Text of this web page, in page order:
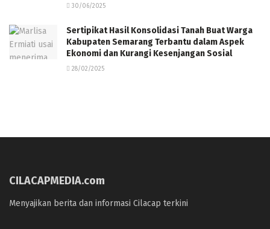
30/06/2025
Sertipikat Hasil Konsolidasi Tanah Buat Warga
Kabupaten Semarang Terbantu dalam Aspek
Ekonomi dan Kurangi Kesenjangan Sosial
28/02/2025
CILACAPMEDIA.com
Menyajikan berita dan informasi Cilacap terkini